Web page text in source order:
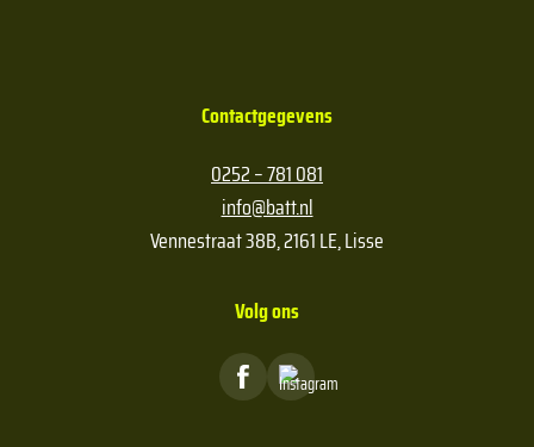
Contactgegevens
0252 – 781 081
info@batt.nl
Vennestraat 38B, 2161 LE, Lisse
Volg ons